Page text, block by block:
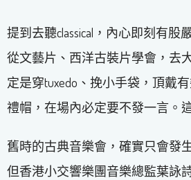
提到去聽classical，內心即刻有股
從文藝片、西洋古裝片學會，去
定是穿tuxedo、挽小手袋，頂戴
禮帽，在場內必定要不發一言。
舊時的古典音樂會，確實只會發
但香港小交響樂團音樂總監葉詠